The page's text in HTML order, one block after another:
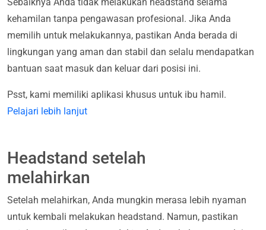
kehamilan tanpa pengawasan profesional. Jika Anda
memilih untuk melakukannya, pastikan Anda berada di
lingkungan yang aman dan stabil dan selalu mendapatkan
bantuan saat masuk dan keluar dari posisi ini.
Psst, kami memiliki aplikasi khusus untuk ibu hamil.
Pelajari lebih lanjut
Headstand setelah
melahirkan
Setelah melahirkan, Anda mungkin merasa lebih nyaman
untuk kembali melakukan headstand. Namun, pastikan